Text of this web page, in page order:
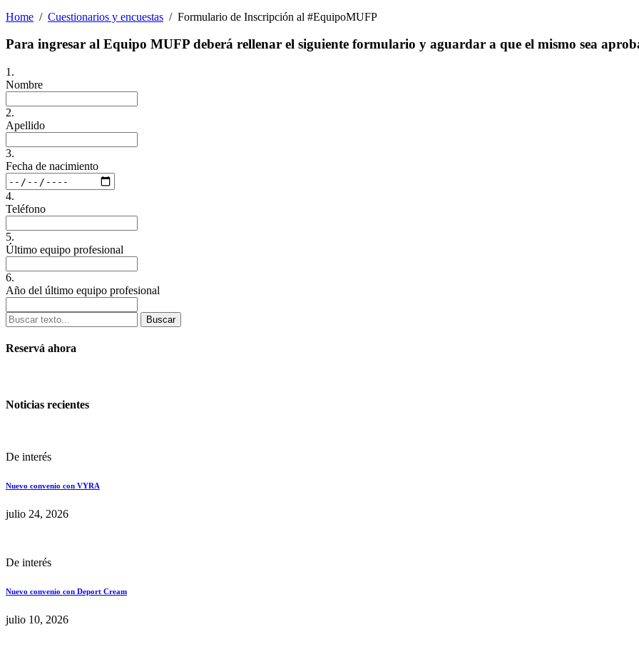
Home Cuestionarios y encuestas Formulario de Inscripción al #EquipoMUFP
Para ingresar al Equipo MUFP deberá rellenar el siguiente formulario y aguardar a que el mismo sea
1.
Nombre
2.
Apellido
3.
Fecha de nacimiento
4.
Teléfono
5.
Último equipo profesional
6.
Año del último equipo profesional
Buscar
Reservá ahora
Noticias recientes
De interés
Nuevo convenio con VYRA
julio 24, 2026
De interés
Nuevo convenio con Deport Cream
julio 10, 2026